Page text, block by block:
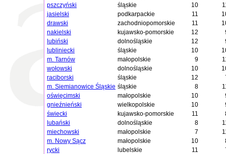
pszczyński
śląskie 10
jasielski
podkarpackie 11
drawski
zachodniopomorskie 11
nakielski
kujawsko-pomorskie 12
lubiński
dolnośląskie 12
lubliniecki
śląskie 10
m. Tarnów
małopolskie 9
wołowski
dolnośląskie 10
raciborski
śląskie 12
m. Siemianowice Śląskie śląskie 8
oświęcimski
małopolskie 10
gnieźnieński
wielkopolskie 10
świecki
kujawsko-pomorskie 11
lubański
dolnośląskie 8
miechowski
małopolskie 7
m. Nowy Sącz
małopolskie 10
rycki
lubelskie 11